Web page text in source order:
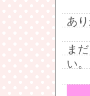
あ
ま
い。